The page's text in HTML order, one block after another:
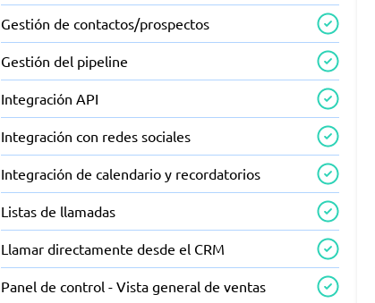
Gestión de contactos/prospectos
Gestión del pipeline
Integración API
Integración con redes sociales
Integración de calendario y recordatorios
Listas de llamadas
Llamar directamente desde el CRM
Panel de control - Vista general de ventas